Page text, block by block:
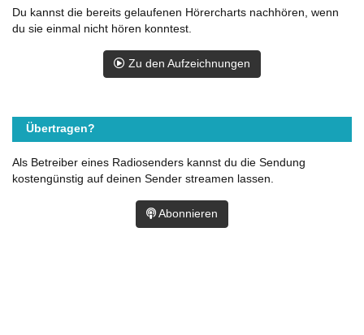
Du kannst die bereits gelaufenen Hörercharts nachhören, wenn
du sie einmal nicht hören konntest.
Zu den Aufzeichnungen
Übertragen?
Als Betreiber eines Radiosenders kannst du die Sendung
kostengünstig auf deinen Sender streamen lassen.
Abonnieren